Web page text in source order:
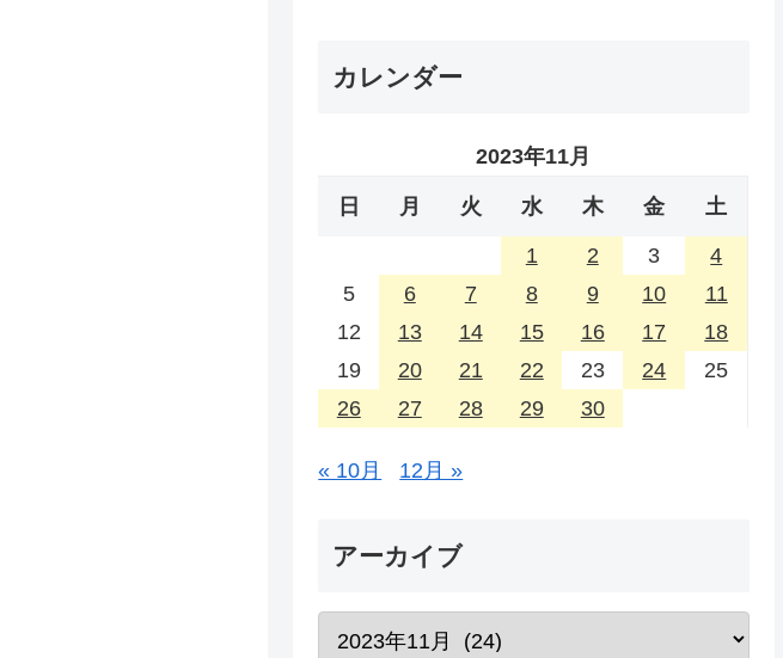
カレンダー
2023年11月
日 月 火 水 木 金 土
1 2 3
4
5
6 7 8 9 10
11
12
13 14 15 16 17
18
19
20 21 22 23 24
25
26
27 28 29 30
« 10月 12月 »
アーカイブ